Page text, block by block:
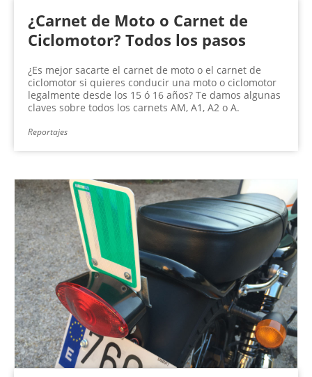
¿Carnet de Moto o Carnet de
Ciclomotor? Todos los pasos
¿Es mejor sacarte el carnet de moto o el carnet de
ciclomotor si quieres conducir una moto o ciclomotor
legalmente desde los 15 ó 16 años? Te damos algunas
claves sobre todos los carnets AM, A1, A2 o A.
Reportajes